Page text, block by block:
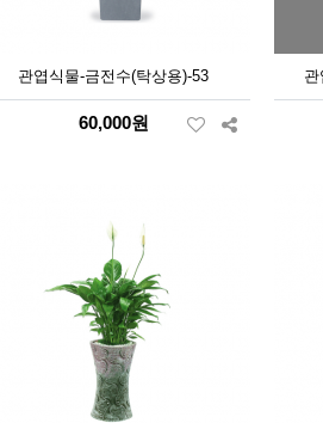
관엽식물-금전수(탁상용)-53
60,000원